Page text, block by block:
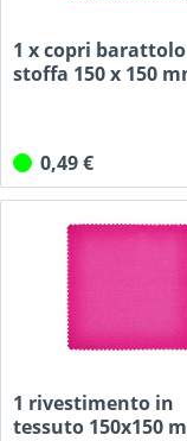
1 x copri
stoffa 150 x 150
0,49 €
1 rivestimento in
tessuto 150x150